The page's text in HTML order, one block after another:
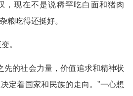
，现在不是说稀罕吃白面和猪肉
粮吃得还挺好。
。
先的社会力量，价值追求和精神状
定着国家和民族的走向。”一心想